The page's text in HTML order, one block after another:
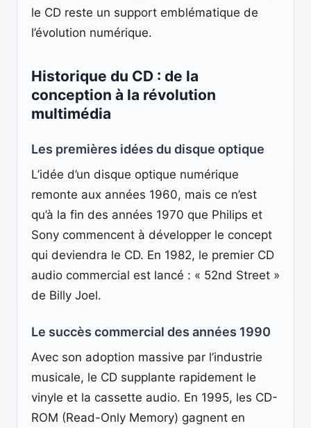
le CD reste un support emblématique de
l’évolution numérique.
Historique du CD : de la
conception à la révolution
multimédia
Les premières idées du disque optique
L’idée d’un disque optique numérique
remonte aux années 1960, mais ce n’est
qu’à la fin des années 1970 que Philips et
Sony commencent à développer le concept
qui deviendra le CD. En 1982, le premier CD
audio commercial est lancé : « 52nd Street »
de Billy Joel.
Le succès commercial des années 1990
Avec son adoption massive par l’industrie
musicale, le CD supplante rapidement le
vinyle et la cassette audio. En 1995, les CD-
ROM (Read-Only Memory) gagnent en